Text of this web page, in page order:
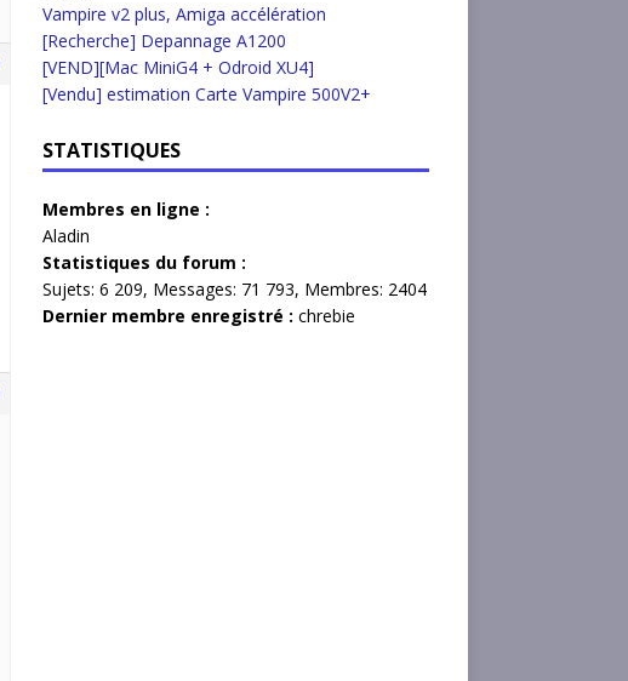
Vampire v2 plus, Amiga accélération
[Recherche] Depannage A1200
[VEND][Mac MiniG4 + Odroid XU4]
[Vendu] estimation Carte Vampire 500V2+
STATISTIQUES
Membres en ligne :
Aladin
Statistiques du forum :
Sujets: 6 209, Messages: 71 793, Membres: 2404
Dernier membre enregistré : chrebie